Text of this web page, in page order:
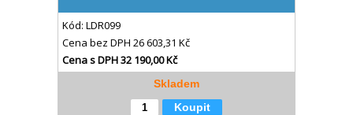
Kód: LDR099
Cena bez DPH 26 603,31 Kč
Cena s DPH32 190,00 Kč
Skladem
Koupit